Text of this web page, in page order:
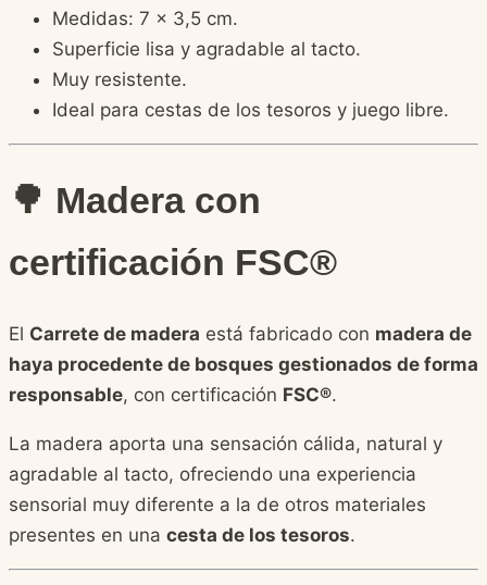
Medidas: 7 × 3,5 cm.
Superficie lisa y agradable al tacto.
Muy resistente.
Ideal para cestas de los tesoros y juego libre.
🌳 Madera con
certificación FSC®
El Carrete de madera está fabricado con madera de
haya procedente de bosques gestionados de forma
responsable, con certificación FSC®.
La madera aporta una sensación cálida, natural y
agradable al tacto, ofreciendo una experiencia
sensorial muy diferente a la de otros materiales
presentes en una cesta de los tesoros.